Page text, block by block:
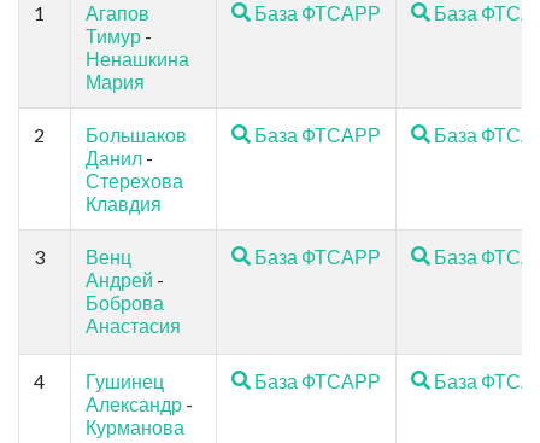
1
Агапов
Тимур -
Ненашкина
Мария
База ФТСАРР База
2
Большаков
Данил -
Стерехова
Клавдия
База ФТСАРР База
3
Венц
Андрей -
Боброва
Анастасия
База ФТСАРР База
4
Гушинец
Александр -
Курманова
База ФТСАРР База